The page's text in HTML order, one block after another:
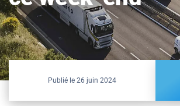
Publié le 26 juin 2024